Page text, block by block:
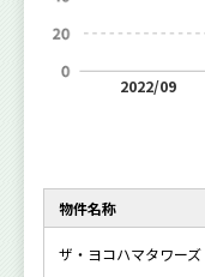
2022/09
物件名称
ザ・ヨコハマタワー